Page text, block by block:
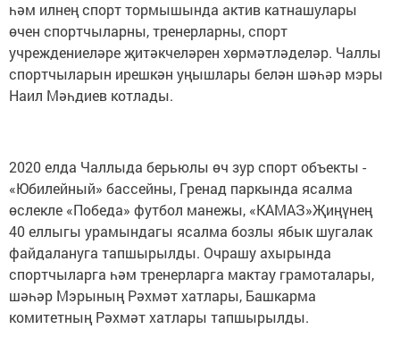
һәм илнең спорт тормышында актив катнашулары
өчен спортчыларны, тренерларны, спорт
учреждениеләре җитәкчеләрен хөрмәтләделәр. Чаллы
спортчыларын ирешкән уңышлары белән шәһәр мэры
Наил Мәһдиев котлады.
2020 елда Чаллыда берьюлы өч зур спорт объекты -
«Юбилейный» бассейны, Гренад паркында ясалма
өслекле «Победа» футбол манежы, «КАМАЗ»Җиңүнең
40 еллыгы урамындагы ясалма бозлы ябык шугалак
файдалануга тапшырылды. Очрашу ахырында
спортчыларга һәм тренерларга мактау грамоталары,
шәһәр Мэрының Рәхмәт хатлары, Башкарма
комитетның Рәхмәт хатлары тапшырылды.